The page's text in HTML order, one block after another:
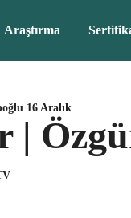
Araştırma
16 Aralık
|